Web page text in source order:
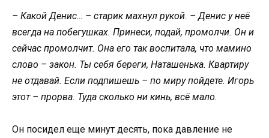
– Какой Денис… – старик махнул рукой. – Денис у неё
всегда на побегушках. Принеси, подай, промолчи. Он и
сейчас промолчит. Она его так воспитала, что мамино
слово – закон. Ты себя береги, Наташенька. Квартиру
не отдавай. Если подпишешь – по миру пойдете. Игорь
этот – прорва. Туда сколько ни кинь, всё мало.
Он посидел еще минут десять, пока давление не